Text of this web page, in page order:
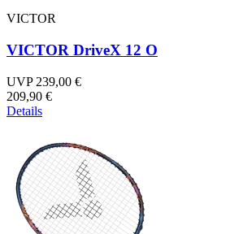
VICTOR
VICTOR DriveX 12 O
UVP 239,00 €
209,90 €
Details